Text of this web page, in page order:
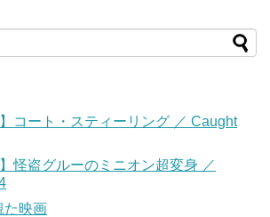
コート・スティーリング ／ Caught
怪盗グルーのミニオン超変身 ／
た映画